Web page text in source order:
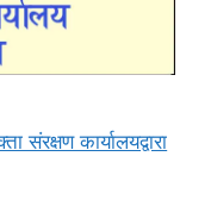
संरक्षण कार्यालयद्वारा